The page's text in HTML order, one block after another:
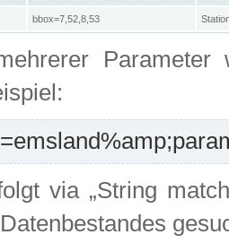
bbox=7,52,8,53
Parameter
via „String